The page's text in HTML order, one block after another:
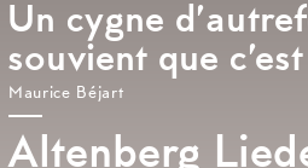
Un cygne
souvient que
Maurice Béjart
Altenberg